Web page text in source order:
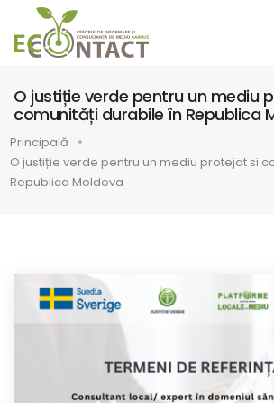
O justiție verde pentru un mediu
comunități durabile în Republica
Principală
O justiție verde pentru un mediu protejat si
Republica Moldova